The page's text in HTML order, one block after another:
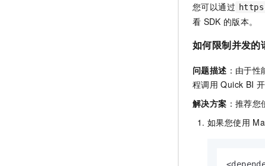
您可以通过
看 SDK 的版本。
如何限制并发的
问题描述 ：由于
程调用 Quick BI
解决方案 ：推荐您
如果您使用